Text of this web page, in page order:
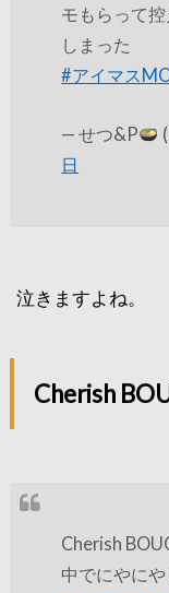
モもらって
しまった
#アイマス
— せつ&P
日
泣きますよね。
Cherish
Cherish
中でにやに